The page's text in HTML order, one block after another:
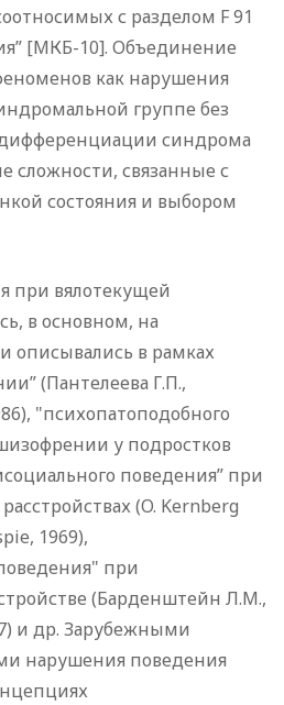
с разделом F 91
[МКБ-10]. Объединение
как нарушения
группе без
синдрома
сложности, связанные с
состояния и выбором
при вялотекущей
в основном, на
описывались в рамках
(Пантелеева Г.П.,
"психопатоподобного
у подростков
поведения” при
(O. Kernberg
1969),
при
(Барденштейн Л.М.,
и др. Зарубежными
нарушения поведения